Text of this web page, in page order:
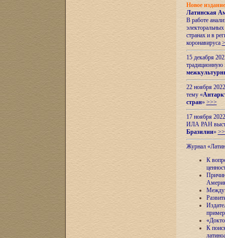
Новое
Латинская
В работе
странах и в
коронавируса
15 декабря
22 ноября
тему «
стран» >>>
17 ноября
ИЛА РАН
Бразилии»
Журнал
К
К